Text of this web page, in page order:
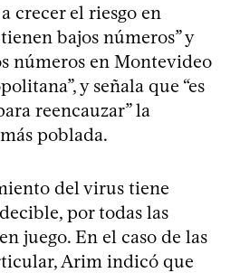
crecer el riesgo en
bajos números” y
números en Montevideo
y señala que “es
reencauzar” la
poblada.
del virus tiene
por todas las
juego. En el caso de las
Arim indicó que